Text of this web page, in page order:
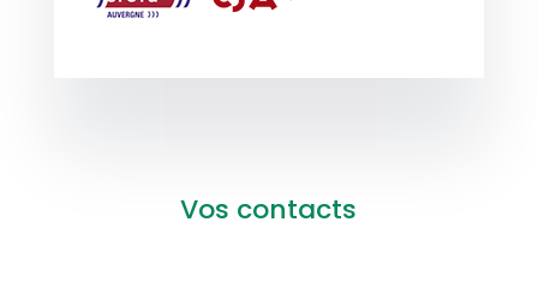
Vos contacts